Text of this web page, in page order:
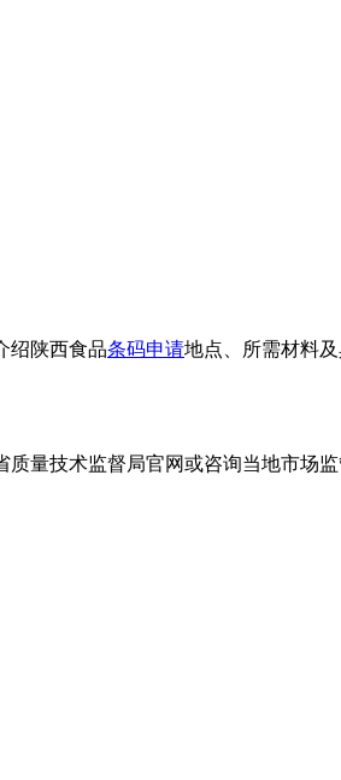
绍陕西食品条码申请地点、所需材料
量技术监督局官网或咨询当地市场监